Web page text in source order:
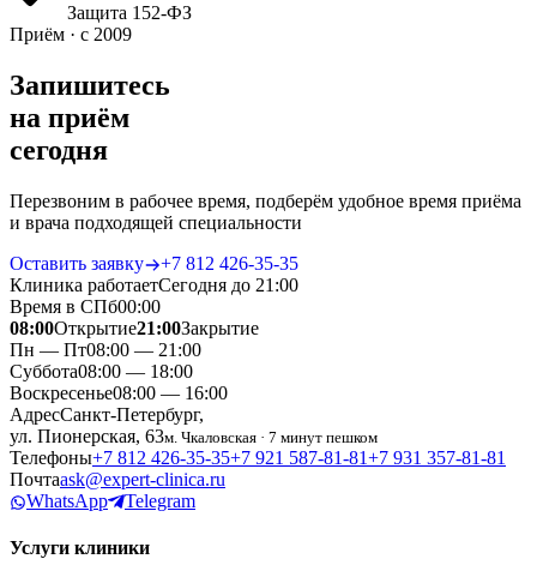
Защита 152‑ФЗ
Приём · с 2009
Запишитесь
на приём
сегодня
Перезвоним в рабочее время, подберём удобное время приёма
и врача подходящей специальности
Оставить заявку
+7 812 426‑35‑35
Клиника работаетСегодня до 21:00
Время в СПб00:00
08:00Открытие21:00Закрытие
Пн — Пт08:00 — 21:00
Суббота08:00 — 18:00
Воскресенье08:00 — 16:00
АдресСанкт-Петербург,
ул. Пионерская, 63м. Чкаловская · 7 минут пешком
Телефоны+7 812 426‑35‑35+7 921 587‑81‑81+7 931 357‑81‑81
Почтаask@expert-clinica.ru
WhatsApp
Telegram
Услуги клиники